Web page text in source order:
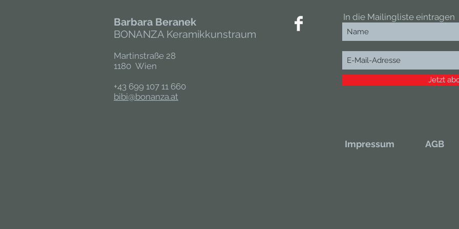
Barbara Beranek
BONANZA Keramikkunstraum
Martinstraße 28
1180 Wien
+43 699 107 11 660
bibi@bonanza.at
In die Mailingliste eintragen
Jetzt
Impressum AGB